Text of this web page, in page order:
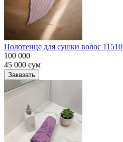
Полотенце для сушки волос 11510
100 000
45 000 сум
Заказать